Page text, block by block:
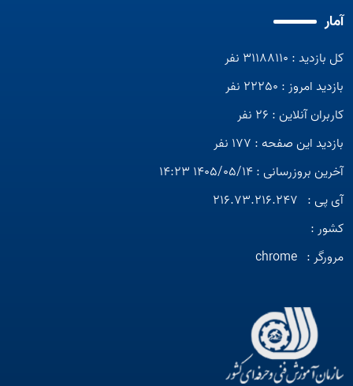
آمار
کل بازدید : 31188110 نفر
بازدید امروز : 22250 نفر
کاربران آنلاین : 26 نفر
بازدید این صفحه : 177 نفر
آخرین بروزرسانی : 1405/05/14 14:23
آی پی : 216.73.216.247
کشور :
مرورگر : chrome